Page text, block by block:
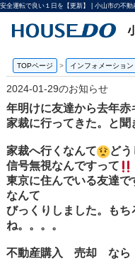
安全運転で良い１日を【更新】 | 小山市の不
TOPページ > インフォメーション
2024-01-29のお知らせ
年明けに友達から去年赤
家裁に行ってきた。と聞
家裁へ行くなんて
ど
信号無視なんですって
東京に住んでいる友達
なんて
びっくりしました。も
ね。。。。
不動産購入 売却 なら